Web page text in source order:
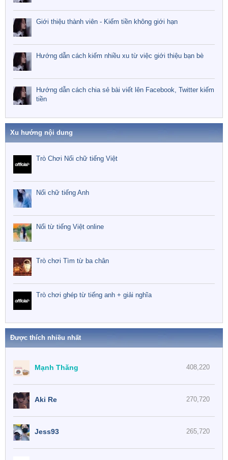
Giới thiệu thành viên - Kiếm tiền không giới hạn
Hướng dẫn cách kiếm nhiều xu từ việc giới thiệu bạn bè
Hướng dẫn cách chia sẻ bài viết lên Facebook, Twitter kiếm
tiền
Xu hướng nội dung
Trò Chơi Nối chữ tiếng Việt
Nối chữ tiếng Anh
Nối từ tiếng Việt online
Trò chơi Tìm từ ba chân
Trò chơi ghép từ tiếng anh + giải nghĩa
Được thích nhiều nhất
408,220
Mạnh Thăng
270,720
Aki Re
265,720
Jess93